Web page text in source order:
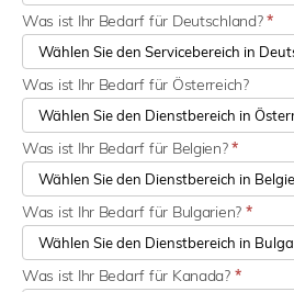
Was ist Ihr Bedarf für Deutschland?*
Was ist Ihr Bedarf für Österreich?
Was ist Ihr Bedarf für Belgien?*
Was ist Ihr Bedarf für Bulgarien? *
Was ist Ihr Bedarf für Kanada? *